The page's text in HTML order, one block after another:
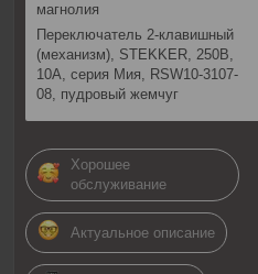
магнолия
Переключатель 2-клавишный
(механизм), STEKKER, 250В,
10А, серия Мия, RSW10-3107-
08, пудровый жемчуг
Хорошее
обслуживание
Актуальное описание